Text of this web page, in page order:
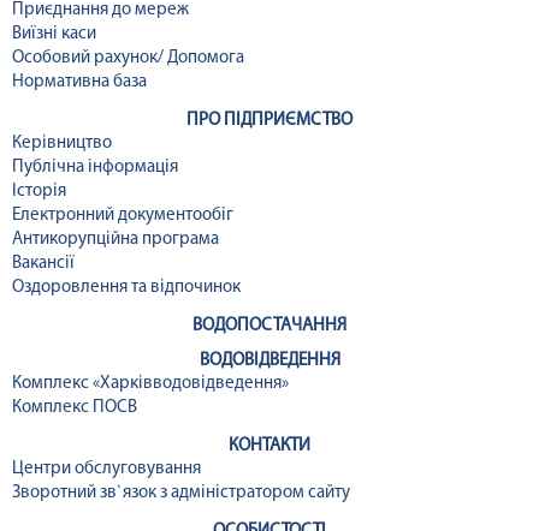
Приєднання до мереж
Виїзні каси
Особовий рахунок/ Допомога
Нормативна база
ПРО ПІДПРИЄМСТВО
Керівництво
Публічна інформація
Історія
Електронний документообіг
Антикорупційна програма
Вакансії
Оздоровлення та відпочинок
ВОДОПОСТАЧАННЯ
ВОДОВІДВЕДЕННЯ
Комплекс «Харківводовідведення»
Комплекс ПОСВ
КОНТАКТИ
Центри обслуговування
Зворотний зв`язок з адміністратором сайту